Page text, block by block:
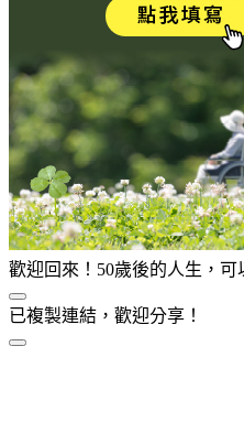
歡迎回來！50歲後的人生，可
已複製連結，歡迎分享！